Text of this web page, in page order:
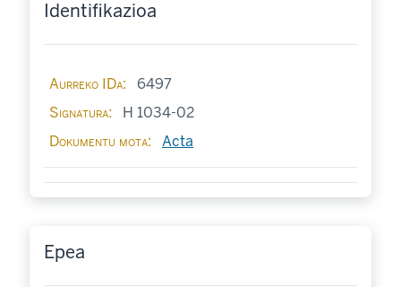
Identifikazioa
Aurreko IDa
6497
Signatura
H 1034-02
Dokumentu mota
Acta
Epea